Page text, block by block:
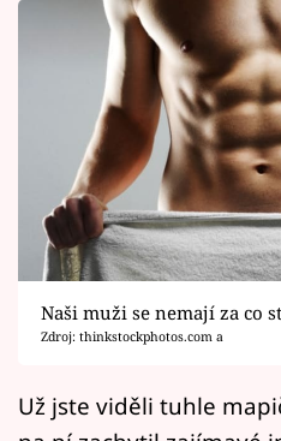
Vztahy
Seriály
Horoskopy
Sledujte prima+
Filmový festival
Pořady
Mámy sobě
Naši muži se nemají za co
Zdroj: thinkstockphotos.com a
Už jste viděli tuhle